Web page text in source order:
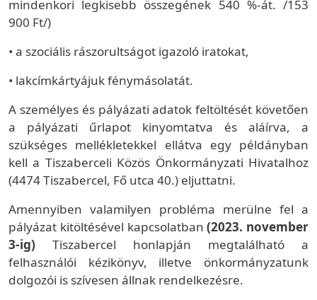
mindenkori legkisebb összegének 540 %-át. /153
900 Ft/)
• a szociális rászorultságot igazoló iratokat,
• lakcímkártyájuk fénymásolatát.
A személyes és pályázati adatok feltöltését követően
a pályázati űrlapot kinyomtatva és aláírva, a
szükséges mellékletekkel ellátva egy példányban
kell a Tiszaberceli Közös Önkormányzati Hivatalhoz
(4474 Tiszabercel, Fő utca 40.) eljuttatni.
Amennyiben valamilyen probléma merülne fel a
pályázat kitöltésével kapcsolatban(2023. november
3-ig) Tiszabercel honlapján megtalálható a
felhasználói kézikönyv, illetve önkormányzatunk
dolgozói is szívesen állnak rendelkezésre.